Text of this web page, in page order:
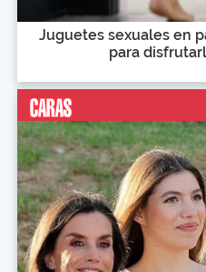
Juguetes sexuales en
para